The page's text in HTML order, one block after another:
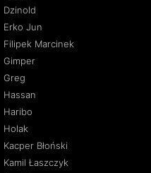
Dzinold
Erko Jun
Filipek Marcinek
Gimper
Greg
Hassan
Haribo
Holak
Kacper Błoński
Kamil Łaszczyk